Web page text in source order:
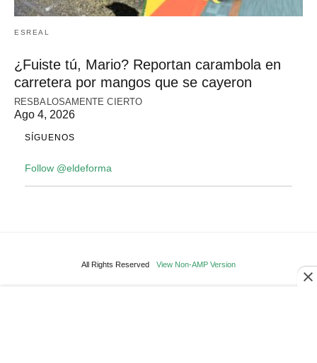
ESREAL
¿Fuiste tú, Mario? Reportan carambola en
carretera por mangos que se cayeron
RESBALOSAMENTE CIERTO
Ago 4, 2026
SÍGUENOS
Follow @eldeforma
All Rights Reserved View Non-AMP Version